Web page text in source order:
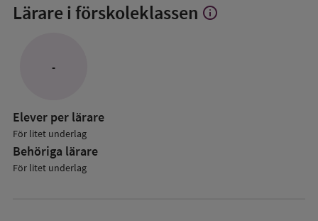
Lärare i förskoleklassen Visa
info
-
Elever per lärare
För litet underlag
Behöriga lärare
För litet underlag